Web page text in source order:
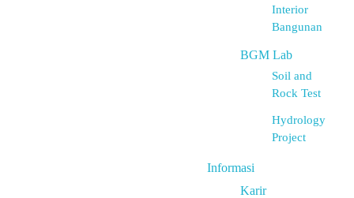
Interior
Bangunan
BGM Lab
Soil and
Rock Test
Hydrology
Project
Informasi
Karir